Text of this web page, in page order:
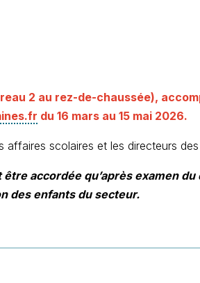
2 au rez-de-chaussée),
du 16 mars au 15 mai 2026.
scolaires et les directeurs
accordée qu’après examen
des enfants du secteur.